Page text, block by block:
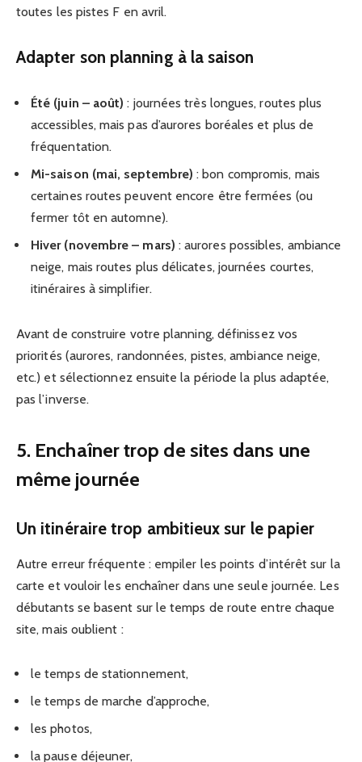
toutes les pistes F en avril.
Adapter son planning à la saison
Été (juin – août) : journées très longues, routes plus
accessibles, mais pas d’aurores boréales et plus de
fréquentation.
Mi-saison (mai, septembre) : bon compromis, mais
certaines routes peuvent encore être fermées (ou
fermer tôt en automne).
Hiver (novembre – mars) : aurores possibles, ambiance
neige, mais routes plus délicates, journées courtes,
itinéraires à simplifier.
Avant de construire votre planning, définissez vos
priorités (aurores, randonnées, pistes, ambiance neige,
etc.) et sélectionnez ensuite la période la plus adaptée,
pas l’inverse.
5. Enchaîner trop de sites dans une
même journée
Un itinéraire trop ambitieux sur le papier
Autre erreur fréquente : empiler les points d’intérêt sur la
carte et vouloir les enchaîner dans une seule journée. Les
débutants se basent sur le temps de route entre chaque
site, mais oublient :
le temps de stationnement,
le temps de marche d’approche,
les photos,
la pause déjeuner,